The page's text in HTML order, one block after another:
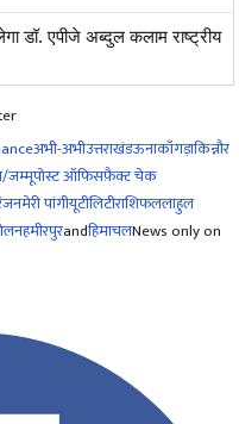
डॉ. एपीजे अब्दुल कलाम राष्ट्रीय
अभी-अभीउत्तराखंडऊनाकाँगड़ाकिन्नौर
जम्मूपोस्ट ऑफिसफ़ैक्ट चेक
मेरी पांगीयूटीलिटीराशिफललाहुल
हमीरपुरandहिमाचलNews only on